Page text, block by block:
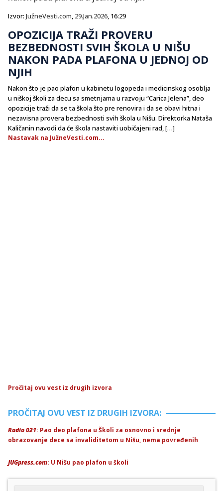
Izvor: JužneVesti.com, 29.Jan.2026, 16:29
OPOZICIJA TRAŽI PROVERU
BEZBEDNOSTI SVIH ŠKOLA U NIŠU
NAKON PADA PLAFONA U JEDNOJ OD
NJIH
Nakon što je pao plafon u kabinetu logopeda i medicinskog osoblja
u niškoj školi za decu sa smetnjama u razvoju “Carica Jelena”, deo
opozicije traži da se ta škola što pre renovira i da se obavi hitna i
nezavisna provera bezbednosti svih škola u Nišu. Direktorka Nataša
Kaličanin navodi da će škola nastaviti uobičajeni rad, […]
Nastavak na JužneVesti.com...
Pročitaj ovu vest iz drugih izvora
PROČITAJ OVU VEST IZ DRUGIH IZVORA:
Radio 021: Pao deo plafona u Školi za osnovno i srednje
obrazovanje dece sa invaliditetom u Nišu, nema povređenih
JUGpress.com: U Nišu pao plafon u školi